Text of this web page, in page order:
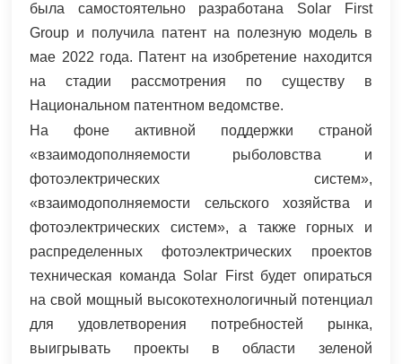
была самостоятельно разработана Solar First
Group и получила патент на полезную модель в
мае 2022 года. Патент на изобретение находится
на стадии рассмотрения по существу в
Национальном патентном ведомстве.
На фоне активной поддержки страной
«взаимодополняемости рыболовства и
фотоэлектрических систем»,
«взаимодополняемости сельского хозяйства и
фотоэлектрических систем», а также горных и
распределенных фотоэлектрических проектов
техническая команда Solar First будет опираться
на свой мощный высокотехнологичный потенциал
для удовлетворения потребностей рынка,
выигрывать проекты в области зеленой